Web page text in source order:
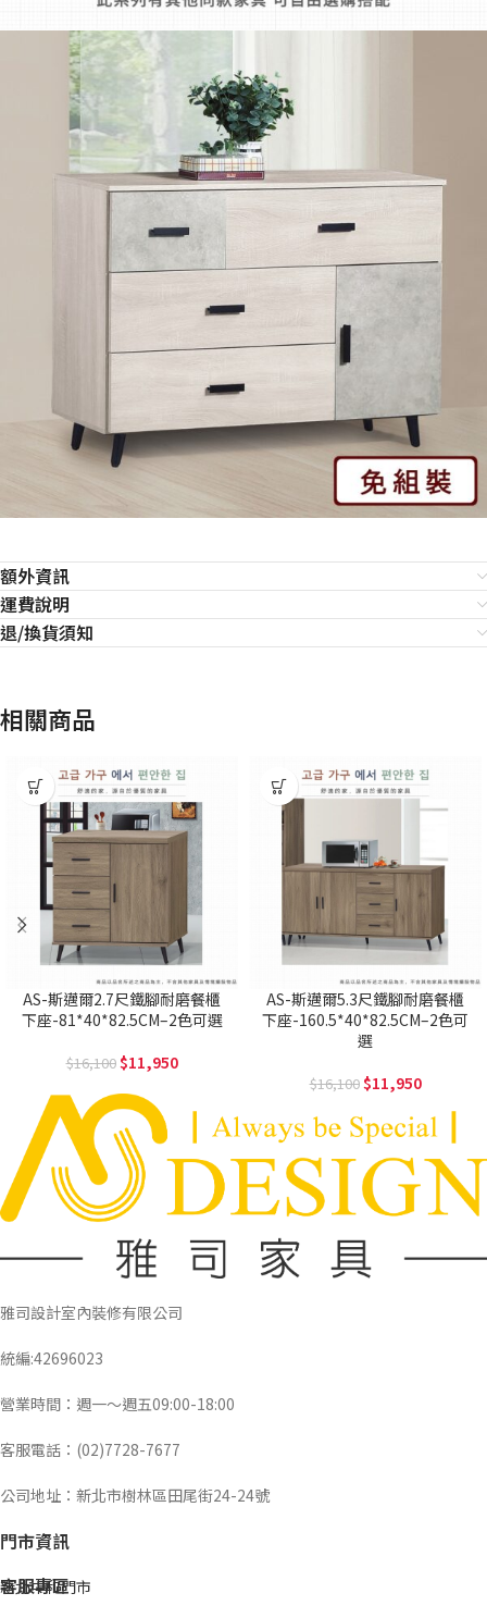
額外資訊
運費說明
退/換貨須知
相關商品
AS-斯邁爾2.7尺鐵腳耐磨餐櫃
下座-81*40*82.5CM–2色可選
16,100 11,950
AS-斯邁爾5.3尺鐵腳耐磨餐櫃
下座-160.5*40*82.5CM–2色可
選
16,100 11,950
雅司設計室內裝修有限公司
統編:42696023
營業時間：週一～週五09:00-18:00
客服電話：(02)7728-7677
公司地址：新北市樹林區田尾街24-24號
門市資訊
新北中和門市
客服專區